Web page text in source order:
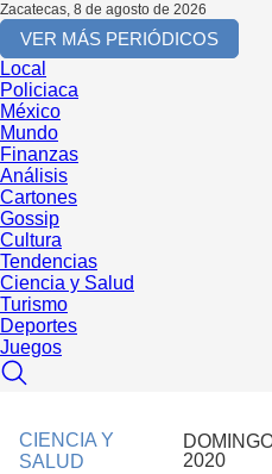
Zacatecas, 8 de agosto de 2026
VER MÁS PERIÓDICOS
Local
Policiaca
México
Mundo
Finanzas
Análisis
Cartones
Gossip
Cultura
Tendencias
Ciencia y Salud
Turismo
Deportes
Juegos
CIENCIA Y
SALUD
2020